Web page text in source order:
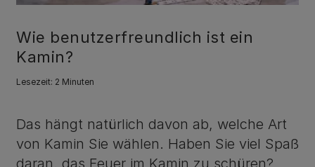
Wie benutzerfreundlich ist ein
Kamin?
Lesezeit: 2 Minuten
Das hängt natürlich davon ab, welche Art
von Kamin Sie wählen. Haben Sie viel Spaß
daran, das Feuer im Kamin zu schüren?